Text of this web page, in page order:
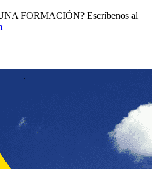
FORMACIÓN? Escríbenos al